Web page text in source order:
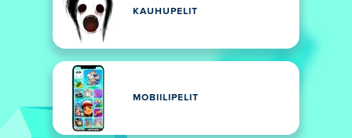
KAUHUPELIT
MOBIILIPELIT